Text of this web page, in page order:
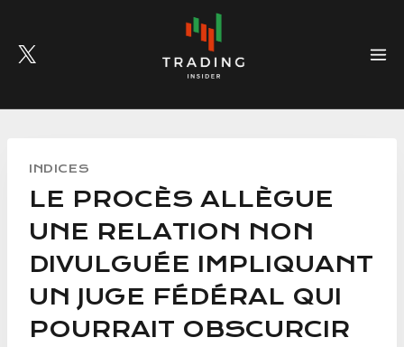
content
INDICES
LE PROCÈS ALLÈGUE
UNE RELATION NON
DIVULGUÉE IMPLIQUANT
UN JUGE FÉDÉRAL QUI
POURRAIT OBSCURCIR